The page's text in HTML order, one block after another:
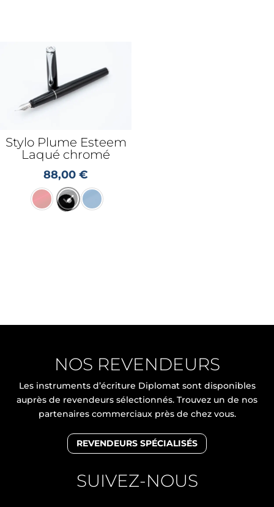
Stylo Plume Esteem
Laqué chromé
88,00€
NOS REVENDEURS
Les instruments d’écriture Diplomat sont disponibles
auprès de revendeurs sélectionnés. Trouvez un de nos
partenaires commerciaux près de chez vous.
REVENDEURS SPÉCIALISÉS
SUIVEZ-NOUS